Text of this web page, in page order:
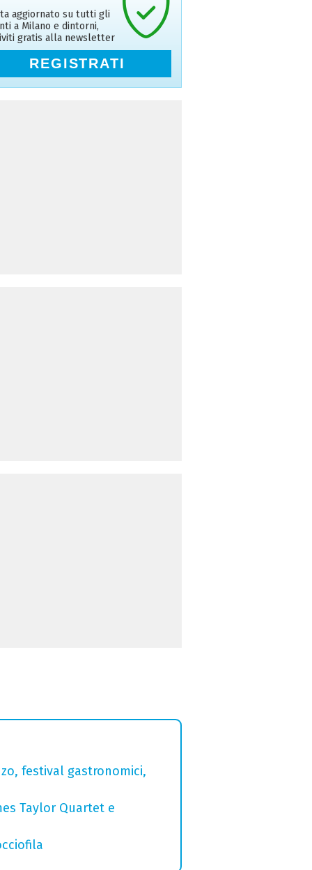
aggiornato su tutti gli
a Milano e dintorni,
gratis alla newsletter
REGISTRATI
festival gastronomici,
Taylor Quartet e